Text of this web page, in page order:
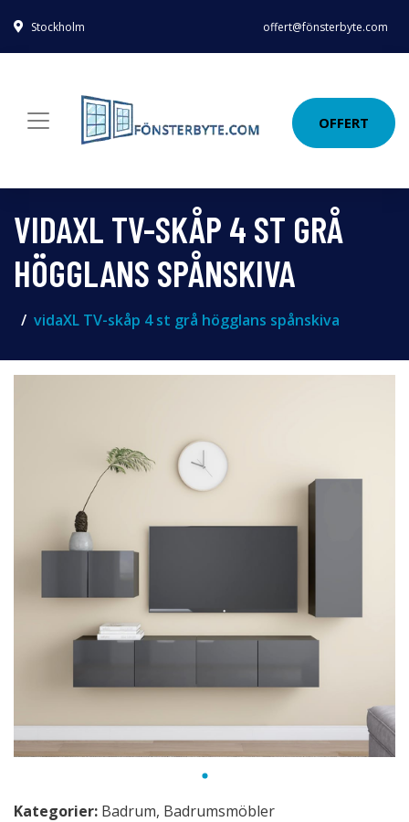
Stockholm offert@fönsterbyte.com
OFFERT
VIDAXL TV-SKÅP 4 ST GRÅ
HÖGGLANS SPÅNSKIVA
vidaXL TV-skåp 4 st grå högglans spånskiva
Kategorier: Badrum, Badrumsmöbler